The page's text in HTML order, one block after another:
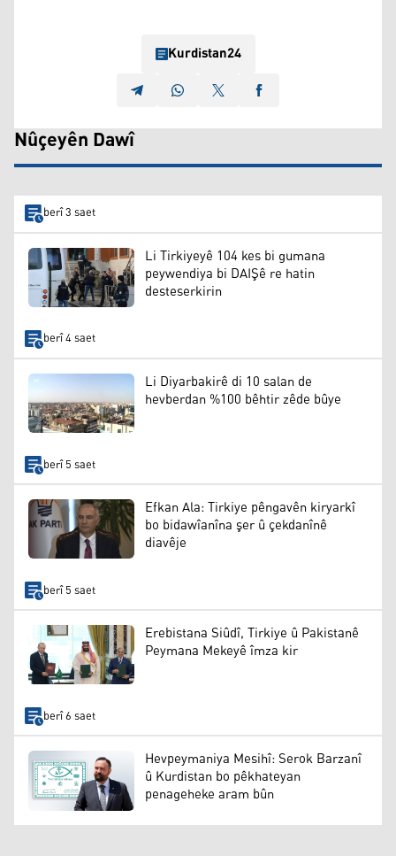
Kurdistan24
Nûçeyên Dawî
berî 3 saet
Li Tirkiyeyê 104 kes bi gumana
peywendiya bi DAIŞê re hatin
desteserkirin
berî 4 saet
Li Diyarbakirê di 10 salan de
hevberdan %100 bêhtir zêde bûye
berî 5 saet
Efkan Ala: Tirkiye pêngavên kiryarkî
bo bidawîanîna şer û çekdanînê
diavêje
berî 5 saet
Erebistana Siûdî, Tirkiye û Pakistanê
Peymana Mekeyê îmza kir
berî 6 saet
Hevpeymaniya Mesihî: Serok Barzanî
û Kurdistan bo pêkhateyan
penageheke aram bûn